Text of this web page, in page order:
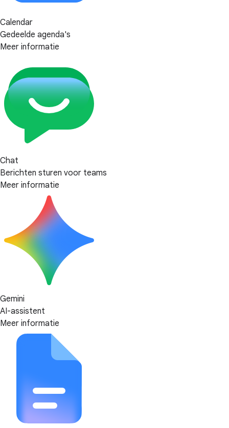
Calendar
Gedeelde agenda's
Meer informatie
Chat
Berichten sturen voor teams
Meer informatie
Gemini
AI-assistent
Meer informatie